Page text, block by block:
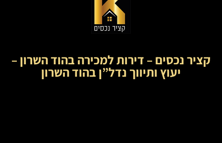
קציר נכסים – דירות למכירה בהוד השרון –
יעוץ ותיווך נדל”ן בהוד השרון